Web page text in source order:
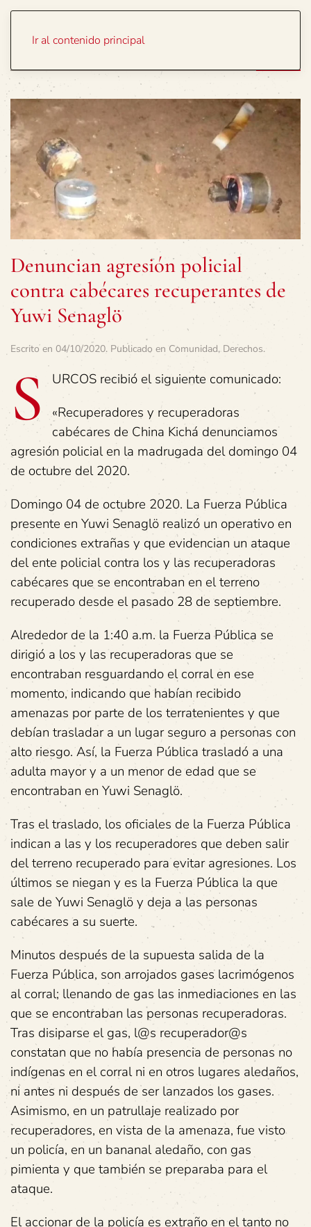
Ir al contenido principal
Denuncian agresión policial
contra cabécares recuperantes de
Yuwi Senaglö
Escrito en 04/10/2020. Publicado en Comunidad, Derechos.
S
URCOS recibió el siguiente comunicado:
«Recuperadores y recuperadoras
cabécares de China Kichá denunciamos
agresión policial en la madrugada del domingo 04
de octubre del 2020.
Domingo 04 de octubre 2020. La Fuerza Pública
presente en Yuwi Senaglö realizó un operativo en
condiciones extrañas y que evidencian un ataque
del ente policial contra los y las recuperadoras
cabécares que se encontraban en el terreno
recuperado desde el pasado 28 de septiembre.
Alrededor de la 1:40 a.m. la Fuerza Pública se
dirigió a los y las recuperadoras que se
encontraban resguardando el corral en ese
momento, indicando que habían recibido
amenazas por parte de los terratenientes y que
debían trasladar a un lugar seguro a personas con
alto riesgo. Así, la Fuerza Pública trasladó a una
adulta mayor y a un menor de edad que se
encontraban en Yuwi Senaglö.
Tras el traslado, los oficiales de la Fuerza Pública
indican a las y los recuperadores que deben salir
del terreno recuperado para evitar agresiones. Los
últimos se niegan y es la Fuerza Pública la que
sale de Yuwi Senaglö y deja a las personas
cabécares a su suerte.
Minutos después de la supuesta salida de la
Fuerza Pública, son arrojados gases lacrimógenos
al corral; llenando de gas las inmediaciones en las
que se encontraban las personas recuperadoras.
Tras disiparse el gas, l@s recuperador@s
constatan que no había presencia de personas no
indígenas en el corral ni en otros lugares aledaños,
ni antes ni después de ser lanzados los gases.
Asimismo, en un patrullaje realizado por
recuperadores, en vista de la amenaza, fue visto
un policía, en un bananal aledaño, con gas
pimienta y que también se preparaba para el
ataque.
El accionar de la policía es extraño en el tanto no